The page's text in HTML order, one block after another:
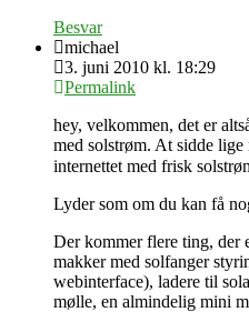
Besvar
michael
3. juni 2010 kl. 18:29
Permalink
hey, velkommen, det er
med solstrøm. At sidde
internettet med frisk
Lyder som om du kan få
Der kommer flere ting, der
makker med solfanger
webinterface), ladere til
mølle, en almindelig mini